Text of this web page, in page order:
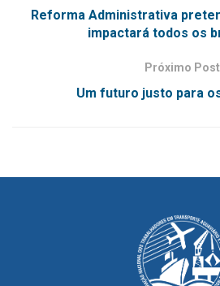
Reforma Administrativa
impactará todos os
Próximo Post
Um futuro justo para